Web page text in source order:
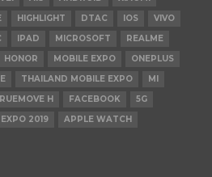
HIGHLIGHT DTAC IOS
VIVO
IPAD MICROSOFT
REALME
HONOR MOBILE EXPO
ONEPLUS
THAILAND MOBILE EXPO
MI
H FACEBOOK
5G
2019
APPLE WATCH